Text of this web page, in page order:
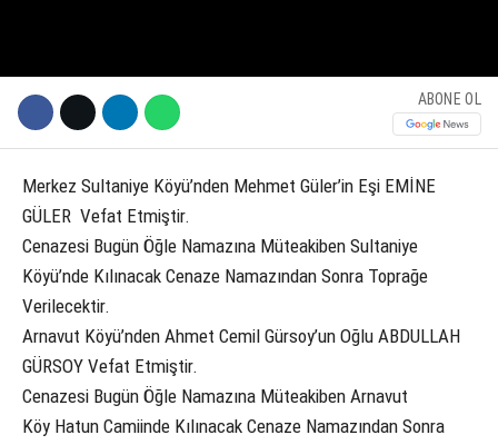
Facebook
Instagram
Youtube
ABONE OL
Merkez Sultaniye Köyü’nden Mehmet Güler’in Eşi EMİNE
GÜLER Vefat Etmiştir.
Cenazesi Bugün Öğle Namazına Müteakiben Sultaniye
Köyü’nde Kılınacak Cenaze Namazından Sonra Toprağe
Verilecektir.
Arnavut Köyü’nden Ahmet Cemil Gürsoy’un Oğlu ABDULLAH
GÜRSOY Vefat Etmiştir.
Cenazesi Bugün Öğle Namazına Müteakiben Arnavut
Köy Hatun Camiinde Kılınacak Cenaze Namazından Sonra